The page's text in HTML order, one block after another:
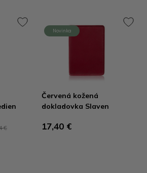
€
Novinka
Červená kožená
dokladovka Slaven
17,40 €